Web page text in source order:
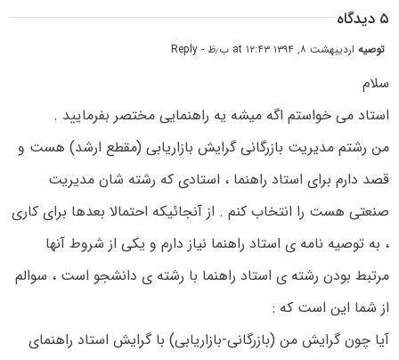
۵ دیدگاه
توصیهاردیبهشت ۸, ۱۳۹۴ at ۱۲:۴۳ ب٫ظ - Reply
سلام
استاد می خواستم اگه میشه یه راهنمایی مختصر بفرمایید .
من رشتم مدیریت بازرگانی گرایش بازاریابی (مقطع ارشد) هست و
قصد دارم برای استاد راهنما ، استادی که رشته شان مدیریت
صنعتی هست را انتخاب کنم . از آنجائیکه احتمالا بعدها برای کاری
، به توصیه نامه ی استاد راهنما نیاز دارم و یکی از شروط آنها
مرتبط بودن رشته ی استاد راهنما با رشته ی دانشجو است ، سوالم
از شما این است که :
آیا چون گرایش من (بازرگانی-بازاریابی) با گرایش استاد راهنمای